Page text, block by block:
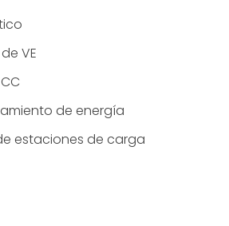
VE
de energía
estaciones de carga